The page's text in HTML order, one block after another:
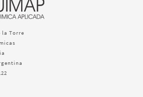
la Torre